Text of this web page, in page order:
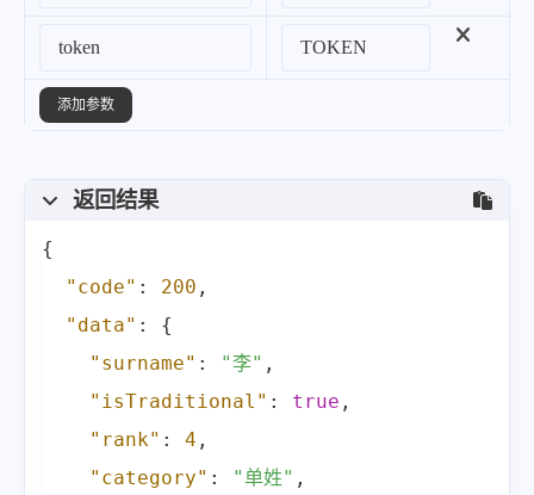
添加参数
返回结果
{
"code" : 200 ,
"data" :
{
"surname" : "李" ,
"isTraditional" : true ,
"rank" : 4 ,
"category" : "单姓" ,